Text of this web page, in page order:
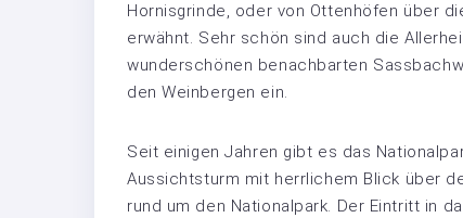
Hornisgrinde, oder von Ottenhöfen über
erwähnt. Sehr schön sind auch die
wunderschönen benachbarten
den Weinbergen ein.
Seit einigen Jahren gibt es das
Aussichtsturm mit herrlichem Blick über
rund um den Nationalpark. Der Eintritt in